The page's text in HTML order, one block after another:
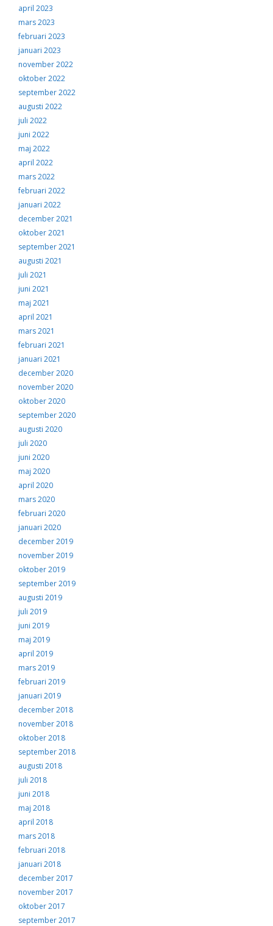
april 2023
mars 2023
februari 2023
januari 2023
november 2022
oktober 2022
september 2022
augusti 2022
juli 2022
juni 2022
maj 2022
april 2022
mars 2022
februari 2022
januari 2022
december 2021
oktober 2021
september 2021
augusti 2021
juli 2021
juni 2021
maj 2021
april 2021
mars 2021
februari 2021
januari 2021
december 2020
november 2020
oktober 2020
september 2020
augusti 2020
juli 2020
juni 2020
maj 2020
april 2020
mars 2020
februari 2020
januari 2020
december 2019
november 2019
oktober 2019
september 2019
augusti 2019
juli 2019
juni 2019
maj 2019
april 2019
mars 2019
februari 2019
januari 2019
december 2018
november 2018
oktober 2018
september 2018
augusti 2018
juli 2018
juni 2018
maj 2018
april 2018
mars 2018
februari 2018
januari 2018
december 2017
november 2017
oktober 2017
september 2017